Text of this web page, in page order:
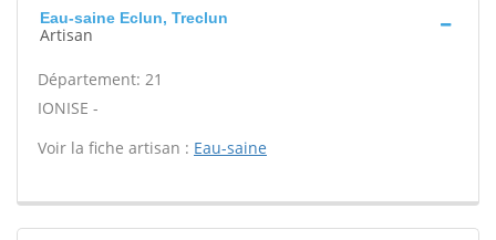
Eau-saine Eclun, Treclun
Artisan
Département: 21
IONISE -
Voir la fiche artisan : Eau-saine